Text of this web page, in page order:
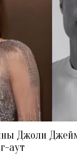
Джоли
аут